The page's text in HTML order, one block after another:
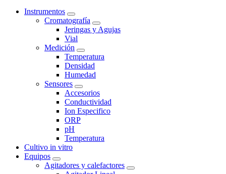
Instrumentos
Cromatografía
Jeringas y Agujas
Vial
Medición
Temperatura
Densidad
Humedad
Sensores
Accesorios
Conductividad
Ion Especifico
ORP
pH
Temperatura
Cultivo in vitro
Equipos
Agitadores y calefactores